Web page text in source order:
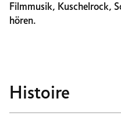
Filmmusik, Kuschelrock,
hören.
Histoire